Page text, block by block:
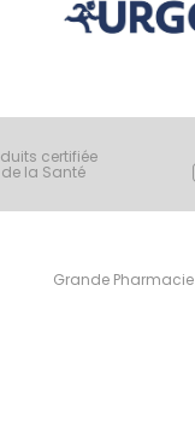
certifiée
la Santé
Grande